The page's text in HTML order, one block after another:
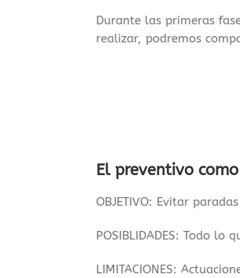
Durante las primeras
realizar, podremos
El preventivo
OBJETIVO: Evitar
POSIBLIDADES: Todo
LIMITACIONES: